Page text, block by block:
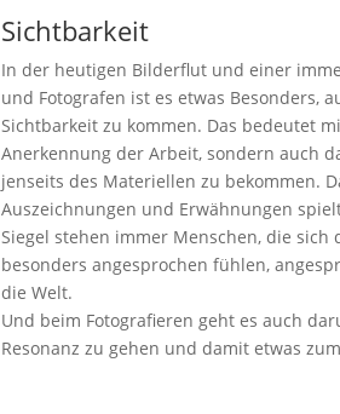
Sichtbarkeit
In der heutigen Bilderflut und einer
und Fotografen ist es etwas Besonders,
Sichtbarkeit zu kommen. Das bedeutet
Anerkennung der Arbeit, sondern auch
jenseits des Materiellen zu bekommen.
Auszeichnungen und Erwähnungen
Siegel stehen immer Menschen, die
besonders angesprochen fühlen,
die Welt.
Und beim Fotografieren geht es auch
Resonanz zu gehen und damit etwas